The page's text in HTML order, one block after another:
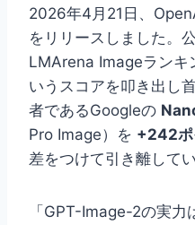
2026年4月21日、
をリリースしました。
LMArena Imageランキ
いうスコアを叩き出し
者であるGoogleの
Pro Image）を +242ポ
差をつけて引き離してい
「GPT-Image-2の実